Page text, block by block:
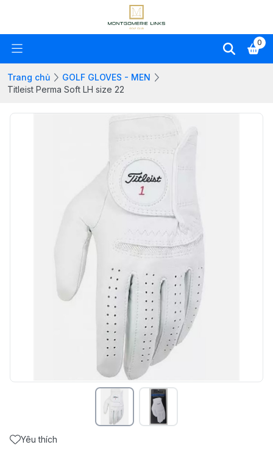
0
Trang chủ
GOLF GLOVES - MEN
Titleist Perma Soft LH size 22
Yêu thích